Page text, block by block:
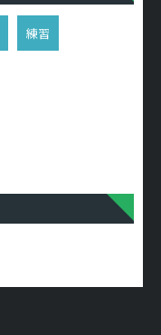
練習